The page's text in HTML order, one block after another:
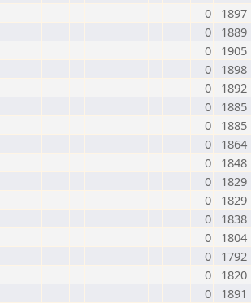
0
1897
0
1889
0
1905
0
1898
0
1892
0
1885
0
1885
0
1864
0
1848
0
1829
0
1829
0
1838
0
1804
0
1792
0
1820
0
1891